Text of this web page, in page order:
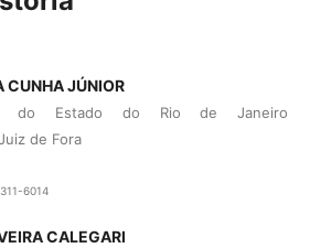
CUNHA JÚNIOR
do Estado do Rio de Janeiro
de Fora
6014
CALEGARI